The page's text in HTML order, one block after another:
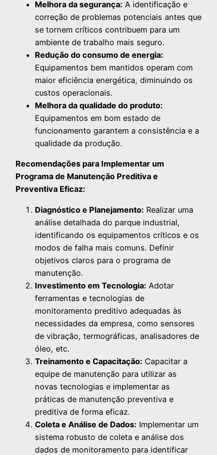
Melhora da segurança: A identificação e
correção de problemas potenciais antes que
se tornem críticos contribuem para um
ambiente de trabalho mais seguro.
Redução do consumo de energia:
Equipamentos bem mantidos operam com
maior eficiência energética, diminuindo os
custos operacionais.
Melhora da qualidade do produto:
Equipamentos em bom estado de
funcionamento garantem a consistência e a
qualidade da produção.
Recomendações para Implementar um
Programa de Manutenção Preditiva e
Preventiva Eficaz:
Diagnóstico e Planejamento: Realizar uma
análise detalhada do parque industrial,
identificando os equipamentos críticos e os
modos de falha mais comuns. Definir
objetivos claros para o programa de
manutenção.
Investimento em Tecnologia: Adotar
ferramentas e tecnologias de
monitoramento preditivo adequadas às
necessidades da empresa, como sensores
de vibração, termográficas, analisadores de
óleo, etc.
Treinamento e Capacitação: Capacitar a
equipe de manutenção para utilizar as
novas tecnologias e implementar as
práticas de manutenção preventiva e
preditiva de forma eficaz.
Coleta e Análise de Dados: Implementar um
sistema robusto de coleta e análise dos
dados de monitoramento para identificar